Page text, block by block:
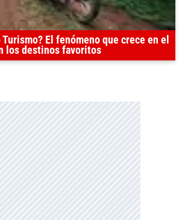
El fenómeno que crece en el
los destinos favoritos